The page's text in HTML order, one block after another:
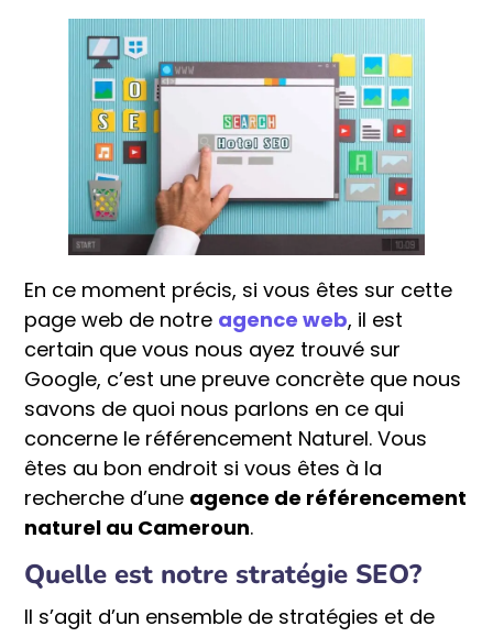
En ce moment précis, si vous êtes sur cette
page web de notre agence web, il est
certain que vous nous ayez trouvé sur
Google, c’est une preuve concrète que nous
savons de quoi nous parlons en ce qui
concerne le référencement Naturel. Vous
êtes au bon endroit si vous êtes à la
recherche d’une agence de référencement
naturel au Cameroun.
Quelle est notre stratégie SEO?
Il s’agit d’un ensemble de stratégies et de